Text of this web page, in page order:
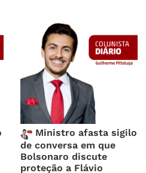
Ministro afasta sigilo
de conversa em que
Bolsonaro discute
proteção a Flávio